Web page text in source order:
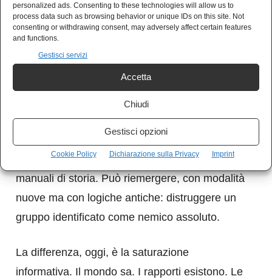
personalized ads. Consenting to these technologies will allow us to
process data such as browsing behavior or unique IDs on this site. Not
consenting or withdrawing consent, may adversely affect certain features
and functions.
Gestisci servizi
Accetta
Chiudi
Gestisci opzioni
Cookie Policy Dichiarazione sulla Privacy Imprint
E qui emerge l’altra faccia del silenzio. Se la
qualificazione giuridica è corretta, l’inazione
internazionale non è un repertorio di parole
Il caso sudanese ricorda che il genocidio non è
un residuo del Novecento. Non è confinato nei
manuali di storia. Può riemergere, con modalità
nuove ma con logiche antiche: distruggere un
gruppo identificato come nemico assoluto.
La differenza, oggi, è la saturazione
informativa. Il mondo sa. I rapporti esistono. Le